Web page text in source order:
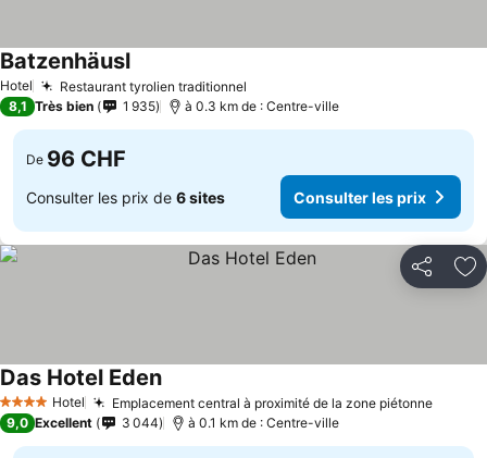
Hotel Restaurant tyrolien traditionnel
Batzenhäusl
8,1 Très bien 1 935 à 0.3 km de : Centre-ville
De 96 CHF
Consulter les prix de 6 sites Consulter les prix
Partager
4 Étoiles Hotel Emplacement central à proximité de la zone piétonne
Das Hotel Eden
9,0 Excellent 3 044 à 0.1 km de : Centre-ville